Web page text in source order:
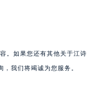
。如果您还有其他关于江诗
我们将竭诚为您服务。